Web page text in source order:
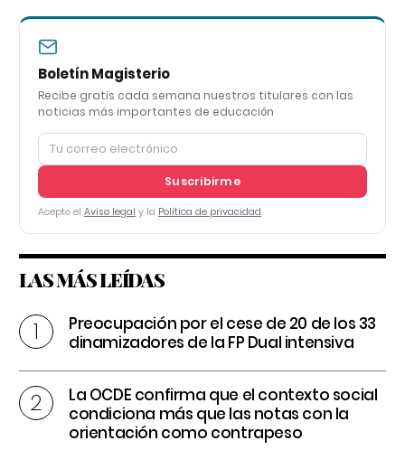
Boletín Magisterio
Recibe gratis cada semana nuestros titulares con las
noticias más importantes de educación
Suscribirme
Acepto el Aviso legal y la Política de privacidad
LAS MÁS LEÍDAS
Preocupación por el cese de 20 de los 33
dinamizadores de la FP Dual intensiva
La OCDE confirma que el contexto social
condiciona más que las notas con la
orientación como contrapeso